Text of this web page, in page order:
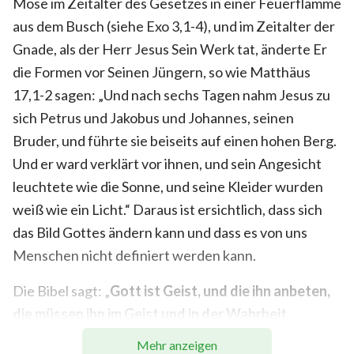
aus dem Busch (siehe Exo 3,1-4), und im Zeitalter der
Gnade, als der Herr Jesus Sein Werk tat, änderte Er
die Formen vor Seinen Jüngern, so wie Matthäus
17,1-2 sagen: „Und nach sechs Tagen nahm Jesus zu
sich Petrus und Jakobus und Johannes, seinen
Bruder, und führte sie beiseits auf einen hohen Berg.
Und er ward verklärt vor ihnen, und sein Angesicht
leuchtete wie die Sonne, und seine Kleider wurden
weiß wie ein Licht.“ Daraus ist ersichtlich, dass sich
das Bild Gottes ändern kann und dass es von uns
Menschen nicht definiert werden kann.
Die Bibel sagt: „Gott ist Geist, und die ihn anbeten,
die müssen ihn im Geist und in der Wahrheit
„Ein jeglicher sei gesinnt, wie
Mehr anzeigen